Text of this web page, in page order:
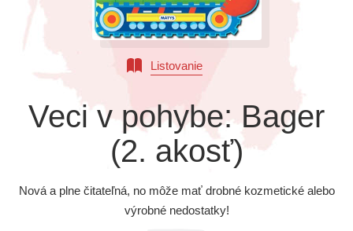
Populárno - náučné pre deti
Výchova a pedagogika
Všetky kategórie
Listovanie
Veci v pohybe: Bager
(2. akosť)
Nová a plne čitateľná, no môže mať drobné kozmetické alebo
výrobné nedostatky!